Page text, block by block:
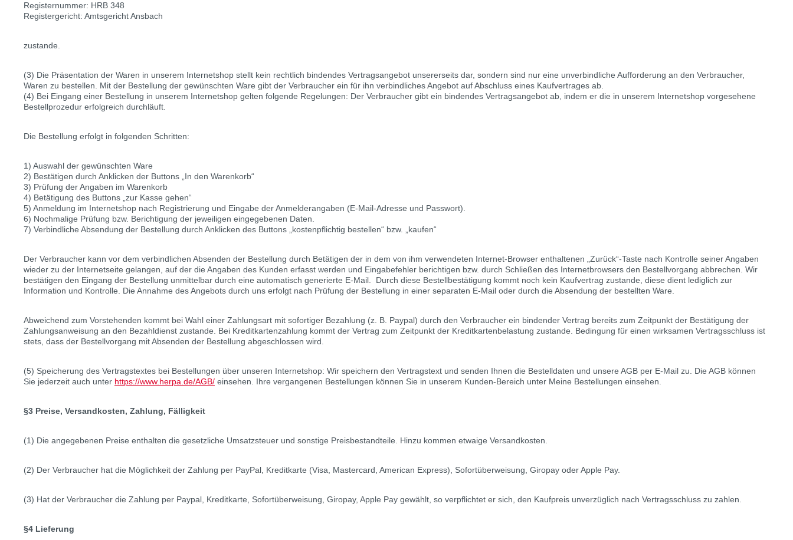
Registernummer: HRB 348
Registergericht: Amtsgericht Ansbach
zustande.
(3) Die Präsentation der Waren in unserem Internetshop stellt kein rechtlich bindendes Vertragsangebot unsererseits dar, sondern sind nur eine unverbindliche Aufforderung an den Verbraucher,
Waren zu bestellen. Mit der Bestellung der gewünschten Ware gibt der Verbraucher ein für ihn verbindliches Angebot auf Abschluss eines Kaufvertrages ab.
(4) Bei Eingang einer Bestellung in unserem Internetshop gelten folgende Regelungen: Der Verbraucher gibt ein bindendes Vertragsangebot ab, indem er die in unserem Internetshop vorgesehene
Bestellprozedur erfolgreich durchläuft.
Die Bestellung erfolgt in folgenden Schritten:
1) Auswahl der gewünschten Ware
2) Bestätigen durch Anklicken der Buttons „In den Warenkorb“
3) Prüfung der Angaben im Warenkorb
4) Betätigung des Buttons „zur Kasse gehen“
5) Anmeldung im Internetshop nach Registrierung und Eingabe der Anmelderangaben (E-Mail-Adresse und Passwort).
6) Nochmalige Prüfung bzw. Berichtigung der jeweiligen eingegebenen Daten.
7) Verbindliche Absendung der Bestellung durch Anklicken des Buttons „kostenpflichtig bestellen“ bzw. „kaufen“
Der Verbraucher kann vor dem verbindlichen Absenden der Bestellung durch Betätigen der in dem von ihm verwendeten Internet-Browser enthaltenen „Zurück“-Taste nach Kontrolle seiner Angaben
wieder zu der Internetseite gelangen, auf der die Angaben des Kunden erfasst werden und Eingabefehler berichtigen bzw. durch Schließen des Internetbrowsers den Bestellvorgang abbrechen. Wir
bestätigen den Eingang der Bestellung unmittelbar durch eine automatisch generierte E-Mail.
Durch diese Bestellbestätigung kommt noch kein Kaufvertrag zustande, diese dient lediglich zur
Information und Kontrolle. Die Annahme des Angebots durch uns erfolgt nach Prüfung der Bestellung in einer separaten E-Mail oder durch die Absendung der bestellten Ware.
Abweichend zum Vorstehenden kommt bei Wahl einer Zahlungsart mit sofortiger Bezahlung (z. B. Paypal) durch den Verbraucher ein bindender Vertrag bereits zum Zeitpunkt der Bestätigung der
Zahlungsanweisung an den Bezahldienst zustande. Bei Kreditkartenzahlung kommt der Vertrag zum Zeitpunkt der Kreditkartenbelastung zustande. Bedingung für einen wirksamen Vertragsschluss ist
stets, dass der Bestellvorgang mit Absenden der Bestellung abgeschlossen wird.
(5) Speicherung des Vertragstextes bei Bestellungen über unseren Internetshop: Wir speichern den Vertragstext und senden Ihnen die Bestelldaten und unsere AGB per E-Mail zu. Die AGB können
Sie jederzeit auch unter https://www.herpa.de/AGB/ einsehen. Ihre vergangenen Bestellungen können Sie in unserem Kunden-Bereich unter Meine Bestellungen einsehen.
§3 Preise, Versandkosten, Zahlung, Fälligkeit
(1) Die angegebenen Preise enthalten die gesetzliche Umsatzsteuer und sonstige Preisbestandteile. Hinzu kommen etwaige Versandkosten.
(2) Der Verbraucher hat die Möglichkeit der Zahlung per PayPal, Kreditkarte (Visa, Mastercard, American Express), Sofortüberweisung, Giropay oder Apple Pay.
(3) Hat der Verbraucher die Zahlung per Paypal, Kreditkarte, Sofortüberweisung, Giropay, Apple Pay gewählt, so verpflichtet er sich, den Kaufpreis unverzüglich nach Vertragsschluss zu zahlen.
§4 Lieferung